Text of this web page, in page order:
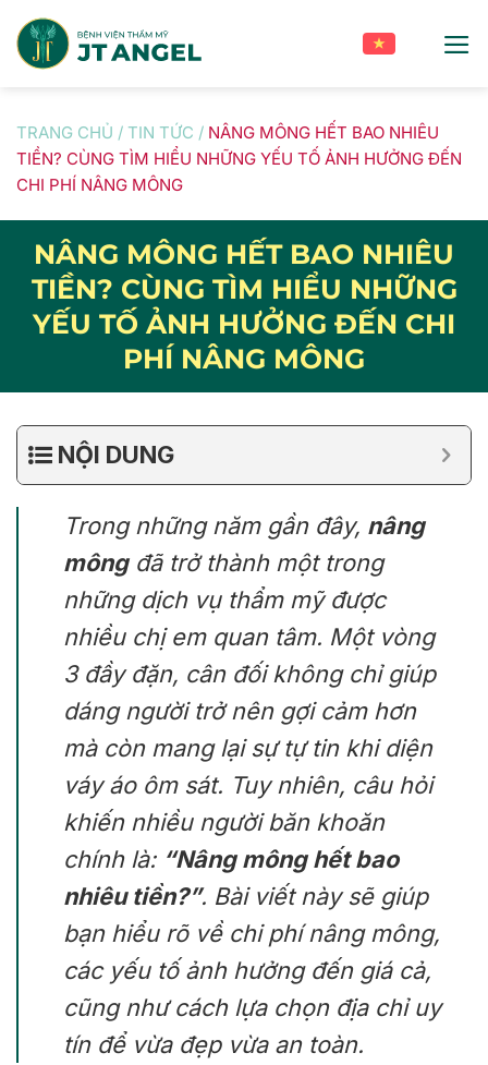
content
TRANG CHỦ / TIN TỨC / NÂNG MÔNG HẾT BAO NHIÊU
TIỀN? CÙNG TÌM HIỂU NHỮNG YẾU TỐ ẢNH HƯỞNG ĐẾN
CHI PHÍ NÂNG MÔNG
NÂNG MÔNG HẾT BAO NHIÊU
TIỀN? CÙNG TÌM HIỂU NHỮNG
YẾU TỐ ẢNH HƯỞNG ĐẾN CHI
PHÍ NÂNG MÔNG
NỘI DUNG
Trong những năm gần đây, nâng
môngđã trở thành một trong
những dịch vụ thẩm mỹ được
nhiều chị em quan tâm. Một vòng
3 đầy đặn, cân đối không chỉ giúp
dáng người trở nên gợi cảm hơn
mà còn mang lại sự tự tin khi diện
váy áo ôm sát. Tuy nhiên, câu hỏi
khiến nhiều người băn khoăn
chính là: “Nâng mông hết bao
nhiêu tiền?”. Bài viết này sẽ giúp
bạn hiểu rõ về chi phí nâng mông,
các yếu tố ảnh hưởng đến giá cả,
cũng như cách lựa chọn địa chỉ uy
tín để vừa đẹp vừa an toàn.